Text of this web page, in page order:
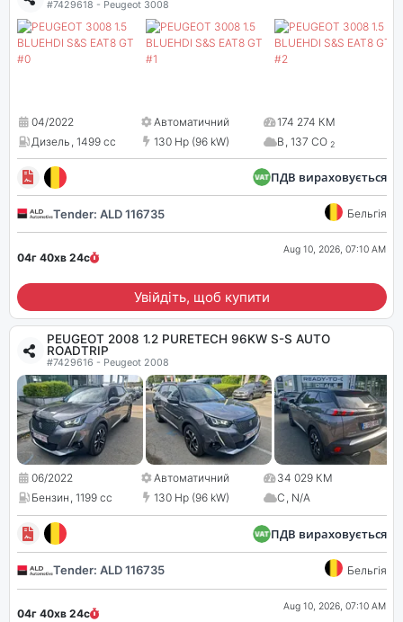
#7429618 - Peugeot 3008
04/2022 Автоматичний
174 274 КМ
Дизель, 1499 cc 130 Hp (96 kW) B, 137 CO 2
ПДВ вираховується
Tender: ALD 116735 Бельгія
04г 40хв 23с
Aug 10, 2026, 07:10 AM
Увійдіть, щоб купити
PEUGEOT 2008 1.2 PURETECH 96KW S-S AUTO
ROADTRIP
#7429616 - Peugeot 2008
06/2022 Автоматичний
34 029 КМ
Бензин, 1199 cc 130 Hp (96 kW) C, N/A
ПДВ вираховується
Tender: ALD 116735 Бельгія
04г 40хв 23с
Aug 10, 2026, 07:10 AM